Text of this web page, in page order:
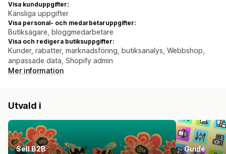
Visa kunduppgifter:
Känsliga uppgifter
Visa personal- och medarbetaruppgifter:
Butiksägare, bloggmedarbetare
Visa och redigera butiksuppgifter:
Kunder, rabatter, marknadsföring, butiksanalys, Webbshop,
anpassade data, Shopify admin
Mer information
Utvald i
Sell B2B Guide